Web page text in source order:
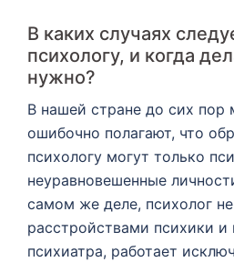
В каких случаях
психологу, и когда
нужно?
В нашей стране до сих пор
ошибочно полагают, что
психологу могут только
неуравновешенные
самом же деле, психолог
расстройствами психики и
психиатра, работает